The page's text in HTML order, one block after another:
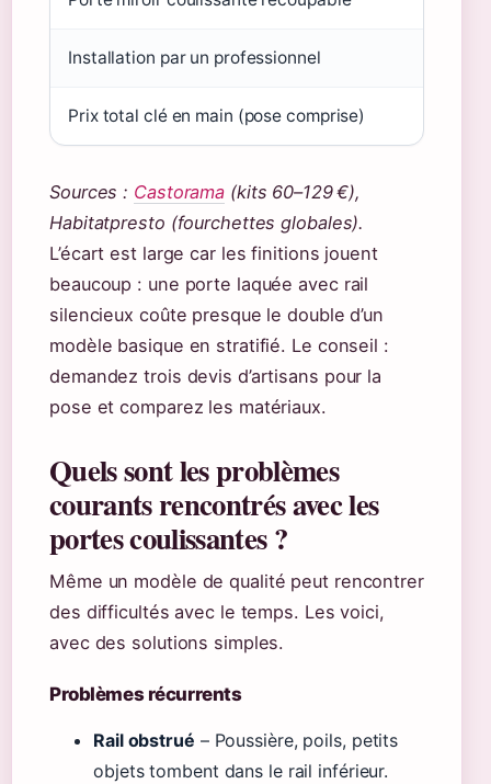
Installation par un professionnel
Prix total clé en main (pose comprise)
Sources : Castorama (kits 60–129 €),
Habitatpresto (fourchettes globales).
L’écart est large car les finitions jouent
beaucoup : une porte laquée avec rail
silencieux coûte presque le double d’un
modèle basique en stratifié. Le conseil :
demandez trois devis d’artisans pour la
pose et comparez les matériaux.
Quels sont les problèmes
courants rencontrés avec les
portes coulissantes ?
Même un modèle de qualité peut rencontrer
des difficultés avec le temps. Les voici,
avec des solutions simples.
Problèmes récurrents
Rail obstrué – Poussière, poils, petits
objets tombent dans le rail inférieur.